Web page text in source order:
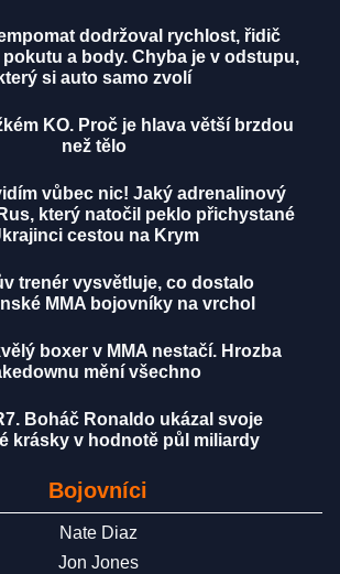
dodržoval rychlost, řidič
a body. Chyba je v odstupu,
který si auto samo zvolí
KO. Proč je hlava větší brzdou
než tělo
vůbec nic! Jaký adrenalinový
který natočil peklo přichystané
cestou na Krym
trenér vysvětluje, co dostalo
MMA bojovníky na vrchol
boxer v MMA nestačí. Hrozba
mění všechno
Boháč Ronaldo ukázal svoje
krásky v hodnotě půl miliardy
Bojovníci
Nate Diaz
Jon Jones